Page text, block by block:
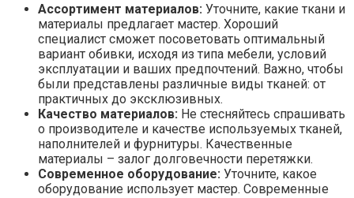
Ассортимент материалов: Уточните, какие ткани и
материалы предлагает мастер. Хороший
специалист сможет посоветовать оптимальный
вариант обивки, исходя из типа мебели, условий
эксплуатации и ваших предпочтений. Важно, чтобы
были представлены различные виды тканей: от
практичных до эксклюзивных.
Качество материалов: Не стесняйтесь спрашивать
о производителе и качестве используемых тканей,
наполнителей и фурнитуры. Качественные
материалы – залог долговечности перетяжки.
Современное оборудование: Уточните, какое
оборудование использует мастер. Современные